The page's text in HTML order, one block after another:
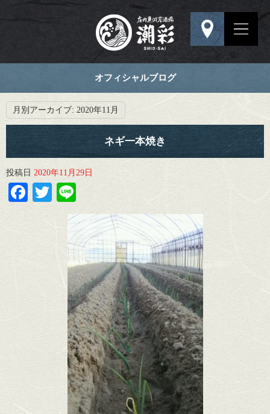
オフィシャルブログ
月別アーカイブ: 2020年11月
ネギ一本焼き
投稿日 2020年11月29日
Facebook
Twitter